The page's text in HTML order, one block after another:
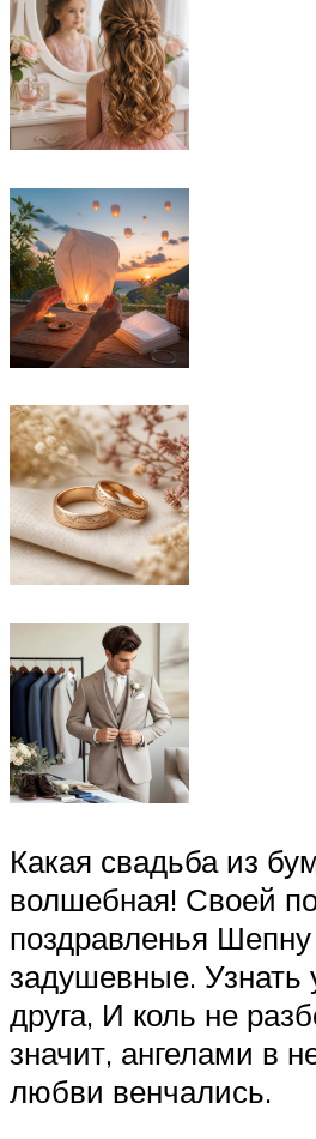
Какая свадьба из
волшебная! Своей
поздравленья
задушевные. Узнать
друга, И коль не
значит, ангелами в
любви венчались.